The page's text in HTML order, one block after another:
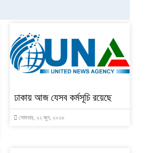
ঢাকায় আজ যেসব কর্মসূচি রয়েছে
সোমবার, ২২ জুন, ২০২৬